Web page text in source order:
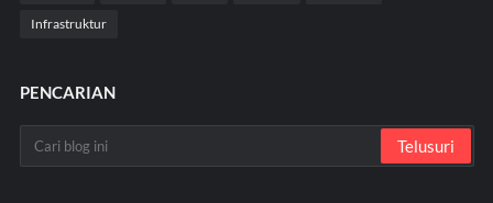
Infrastruktur
PENCARIAN